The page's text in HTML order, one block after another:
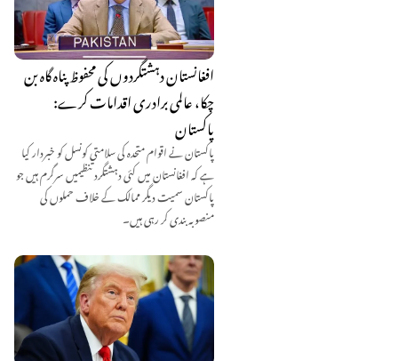
افغانستان دہشتگردوں کی محفوظ پناہ گاہ بن
چکا، عالمی برادری اقدامات کرے:
پاکستان
پاکستان نے اقوام متحدہ کی سلامتی کونسل کو خبردار کیا
ہے کہ افغانستان میں کئی دہشتگرد تنظیمیں سرگرم ہیں جو
پاکستان سمیت دیگر ممالک کے خلاف حملوں کی
منصوبہ بندی کر رہی ہیں۔